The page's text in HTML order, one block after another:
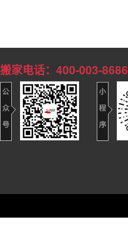
搬家电话：400-003-8686